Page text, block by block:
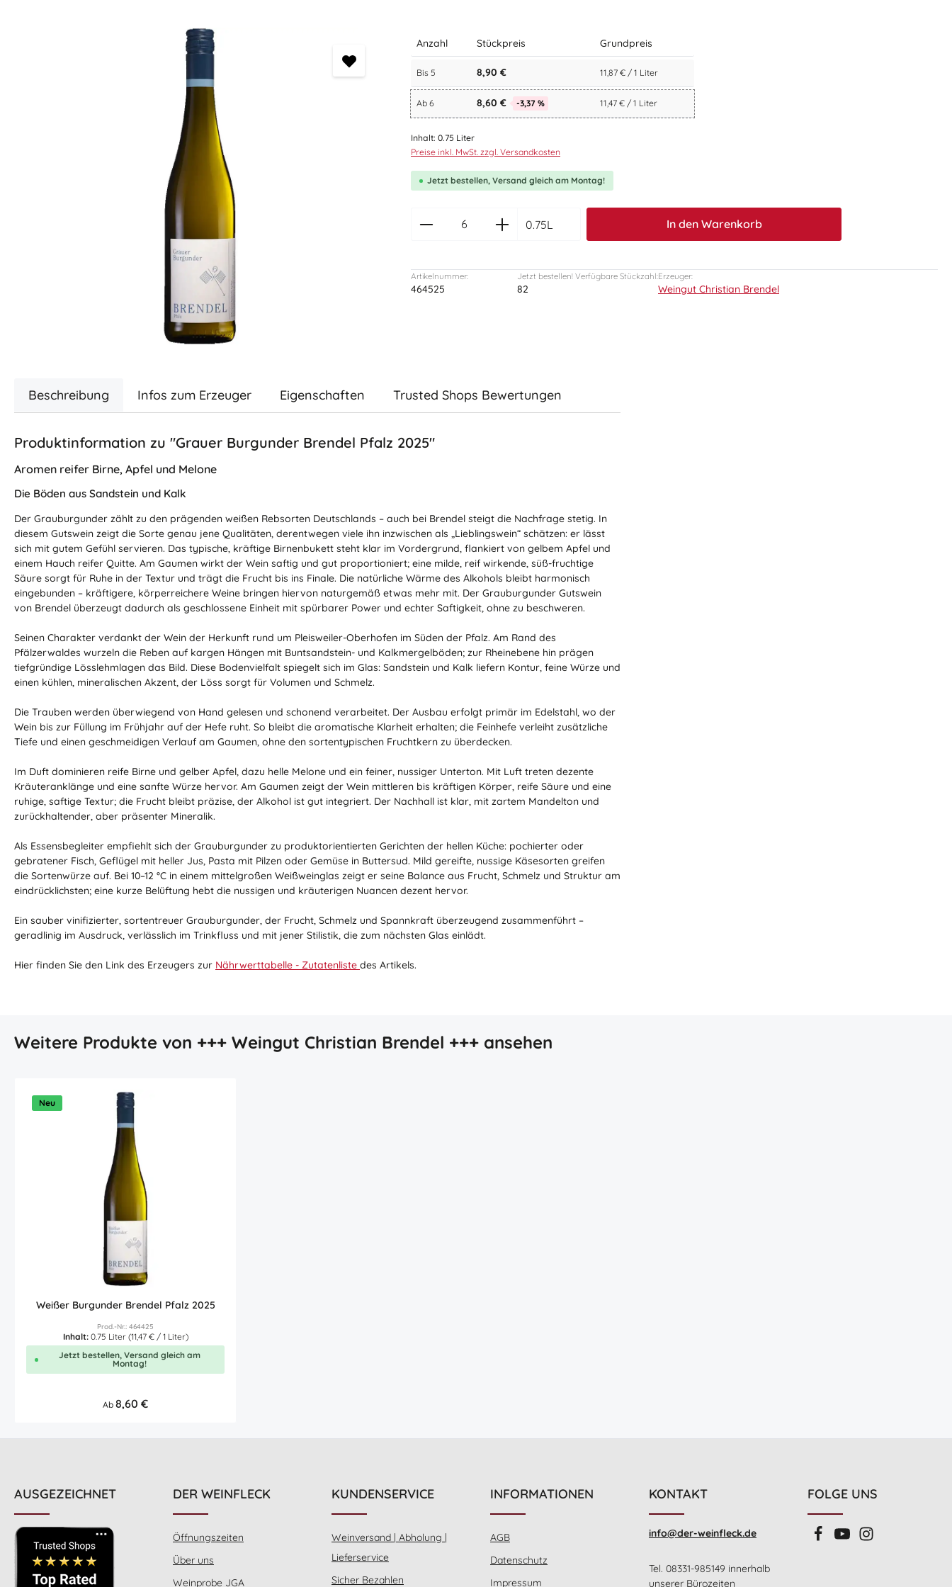
Anzahl Stückpreis Grundpreis
Bis 5 8,90 € 11,87 € / 1 Liter
Ab 6 8,60 € -3,37 % 11,47 € / 1 Liter
Inhalt: 0.75 Liter
Preise inkl. MwSt. zzgl. Versandkosten
Jetzt bestellen, Versand gleich am Montag!
zentheme.component.product.quantitySelect.legend
0.75L In den Warenkorb
Artikelnummer:
464525
Jetzt bestellen! Verfügbare Stückzahl:
82
Erzeuger:
Weingut Christian Brendel
Beschreibung Infos zum Erzeuger Eigenschaften Trusted Shops Bewertungen
Produktinformation zu "Grauer Burgunder Brendel Pfalz 2025"
Aromen reifer Birne, Apfel und Melone
Die Böden aus Sandstein und Kalk
Der Grauburgunder zählt zu den prägenden weißen Rebsorten Deutschlands – auch bei Brendel steigt die Nachfrage stetig. In
diesem Gutswein zeigt die Sorte genau jene Qualitäten, derentwegen viele ihn inzwischen als „Lieblingswein“ schätzen: er lässt
sich mit gutem Gefühl servieren. Das typische, kräftige Birnenbukett steht klar im Vordergrund, flankiert von gelbem Apfel und
einem Hauch reifer Quitte. Am Gaumen wirkt der Wein saftig und gut proportioniert; eine milde, reif wirkende, süß-fruchtige
Säure sorgt für Ruhe in der Textur und trägt die Frucht bis ins Finale. Die natürliche Wärme des Alkohols bleibt harmonisch
eingebunden – kräftigere, körperreichere Weine bringen hiervon naturgemäß etwas mehr mit. Der Grauburgunder Gutswein
von Brendel überzeugt dadurch als geschlossene Einheit mit spürbarer Power und echter Saftigkeit, ohne zu beschweren.
Seinen Charakter verdankt der Wein der Herkunft rund um Pleisweiler-Oberhofen im Süden der Pfalz. Am Rand des
Pfälzerwaldes wurzeln die Reben auf kargen Hängen mit Buntsandstein- und Kalkmergelböden; zur Rheinebene hin prägen
tiefgründige Lösslehmlagen das Bild. Diese Bodenvielfalt spiegelt sich im Glas: Sandstein und Kalk liefern Kontur, feine Würze und
einen kühlen, mineralischen Akzent, der Löss sorgt für Volumen und Schmelz.
Die Trauben werden überwiegend von Hand gelesen und schonend verarbeitet. Der Ausbau erfolgt primär im Edelstahl, wo der
Wein bis zur Füllung im Frühjahr auf der Hefe ruht. So bleibt die aromatische Klarheit erhalten; die Feinhefe verleiht zusätzliche
Tiefe und einen geschmeidigen Verlauf am Gaumen, ohne den sortentypischen Fruchtkern zu überdecken.
Im Duft dominieren reife Birne und gelber Apfel, dazu helle Melone und ein feiner, nussiger Unterton. Mit Luft treten dezente
Kräuteranklänge und eine sanfte Würze hervor. Am Gaumen zeigt der Wein mittleren bis kräftigen Körper, reife Säure und eine
ruhige, saftige Textur; die Frucht bleibt präzise, der Alkohol ist gut integriert. Der Nachhall ist klar, mit zartem Mandelton und
zurückhaltender, aber präsenter Mineralik.
Als Essensbegleiter empfiehlt sich der Grauburgunder zu produktorientierten Gerichten der hellen Küche: pochierter oder
gebratener Fisch, Geflügel mit heller Jus, Pasta mit Pilzen oder Gemüse in Buttersud. Mild gereifte, nussige Käsesorten greifen
die Sortenwürze auf. Bei 10–12 °C in einem mittelgroßen Weißweinglas zeigt er seine Balance aus Frucht, Schmelz und Struktur am
eindrücklichsten; eine kurze Belüftung hebt die nussigen und kräuterigen Nuancen dezent hervor.
Ein sauber vinifizierter, sortentreuer Grauburgunder, der Frucht, Schmelz und Spannkraft überzeugend zusammenführt –
geradlinig im Ausdruck, verlässlich im Trinkfluss und mit jener Stilistik, die zum nächsten Glas einlädt.
Hier finden Sie den Link des Erzeugers zur Nährwerttabelle - Zutatenliste des Artikels.
Produktgalerie überspringen
Weitere Produkte von +++ Weingut Christian Brendel +++ ansehen
Neu
Weißer Burgunder Brendel Pfalz 2025
Prod.-Nr.: 464425
Inhalt: 0.75 Liter (11,47 € / 1 Liter)
Jetzt bestellen, Versand gleich am
Montag!
Regulärer Preis:
Ab 8,60 €
AUSGEZEICHNET DER WEINFLECK
Öffnungszeiten
Über uns
Weinprobe JGA
KUNDENSERVICE
Weinversand | Abholung |
Lieferservice
Sicher Bezahlen
INFORMATIONEN
AGB
Datenschutz
Impressum
KONTAKT
info@der-weinfleck.de
Tel. 08331-985149 innerhalb
unserer Bürozeiten
FOLGE UNS